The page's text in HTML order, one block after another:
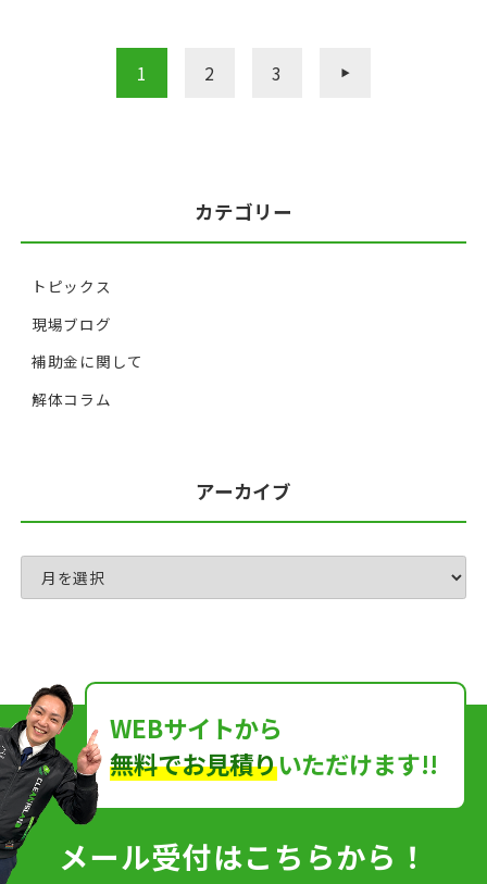
1 2 3 »
カテゴリー
トピックス
現場ブログ
補助金に関して
解体コラム
アーカイブ
WEBサイトから
無料でお見積りいただけます!!
メール受付はこちらから！